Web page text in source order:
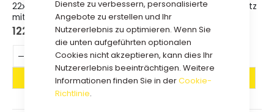
Dienste zu verbessern, personalisierte
Angebote zu erstellen und Ihr
Nutzererlebnis zu optimieren. Wenn Sie
die unten aufgeführten optionalen
Cookies nicht akzeptieren, kann dies Ihr
Nutzererlebnis beeinträchtigen. Weitere
Informationen finden Sie in derCookie-
Richtlinie.
22x22x10cm Schwarz - Satz
mit 25 Stück
122,25 €
33x22x10cm Schwarz - Satz
mit 25 Stück.
137,25 €